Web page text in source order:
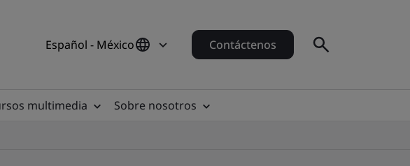
Español - México Contáctenos
multimedia
Sobre nosotros